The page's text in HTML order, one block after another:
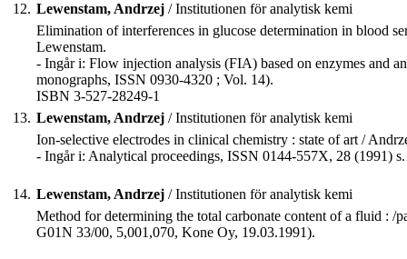
12. Lewenstam, Andrzej / Institutionen för analytisk kemi
Elimination of interferences in glucose determination in blood
Lewenstam.
- Ingår i: Flow injection analysis (FIA) based on enzymes and
monographs, ISSN 0930-4320 ; Vol. 14).
ISBN 3-527-28249-1
13. Lewenstam, Andrzej / Institutionen för analytisk kemi
Ion-selective electrodes in clinical chemistry : state of art /
- Ingår i: Analytical proceedings, ISSN 0144-557X, 28 (1991)
14. Lewenstam, Andrzej / Institutionen för analytisk kemi
Method for determining the total carbonate content of a fluid :
G01N 33/00, 5,001,070, Kone Oy, 19.03.1991).